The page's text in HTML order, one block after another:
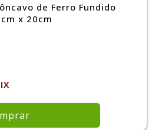
de Ferro Fundido
x 20cm